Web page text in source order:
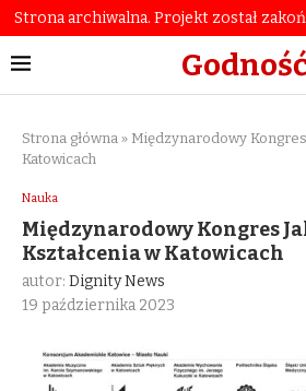
Strona archiwalna. Projekt został
Strona główna » Międzynarodowy
Katowicach
Nauka
Międzynarodowy Kongres
Kształcenia w Katowicach
autor: Dignity News
19 października 2023